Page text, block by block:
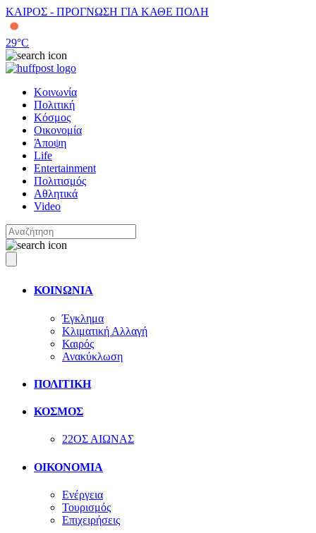
ΚΑΙΡΟΣ - ΠΡΟΓΝΩΣΗ ΓΙΑ ΚΑΘΕ ΠΟΛΗ
29°C
Κοινωνία
Πολιτική
Κόσμος
Οικονομία
Άποψη
Life
Entertainment
Πολιτισμός
Αθλητικά
Video
ΚΟΙΝΩΝΙΑ
Έγκλημα
Κλιματική Αλλαγή
Καιρός
Ανακύκλωση
ΠΟΛΙΤΙΚΗ
ΚΟΣΜΟΣ
22ΟΣ ΑΙΩΝΑΣ
ΟΙΚΟΝΟΜΙΑ
Ενέργεια
Τουρισμός
Επιχειρήσεις